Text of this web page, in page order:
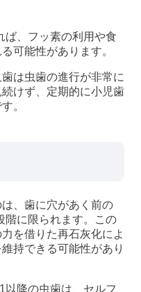
ば、フッ素の利用や食
可能性があります。
は虫歯の進行が非常に
けず、定期的に小児歯
。
、歯に穴があく前の
階に限られます。この
を借りた再石灰化によ
持できる可能性があり
以降の虫歯は、セルフ